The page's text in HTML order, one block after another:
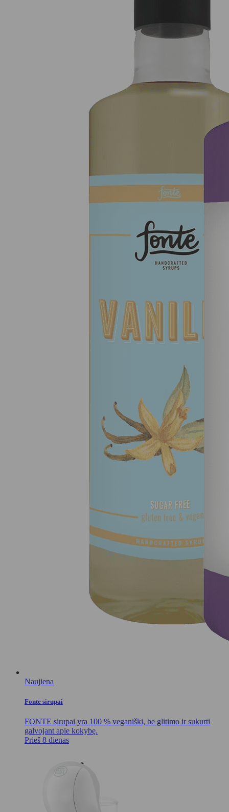
Naujiena
Fonte sirupai
FONTE sirupai yra 100 % veganiški, be glitimo ir sukurti
galvojant apie kokybę.
Prieš 8 dienas